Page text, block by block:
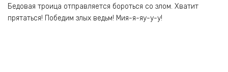
Бедовая троица отправляется бороться со злом. Хватит
прятаться! Победим злых ведьм! Мия-я-яу-у-у!